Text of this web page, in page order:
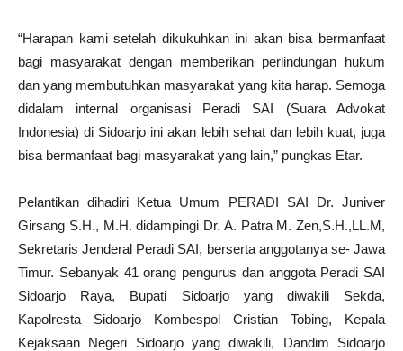
“Harapan kami setelah dikukuhkan ini akan bisa bermanfaat
bagi masyarakat dengan memberikan perlindungan hukum
dan yang membutuhkan masyarakat yang kita harap. Semoga
didalam internal organisasi Peradi SAI (Suara Advokat
Indonesia) di Sidoarjo ini akan lebih sehat dan lebih kuat, juga
bisa bermanfaat bagi masyarakat yang lain,” pungkas Etar.
Pelantikan dihadiri Ketua Umum PERADI SAI Dr. Juniver
Girsang S.H., M.H. didampingi Dr. A. Patra M. Zen,S.H.,LL.M,
Sekretaris Jenderal Peradi SAI, berserta anggotanya se- Jawa
Timur. Sebanyak 41 orang pengurus dan anggota Peradi SAI
Sidoarjo Raya, Bupati Sidoarjo yang diwakili Sekda,
Kapolresta Sidoarjo Kombespol Cristian Tobing, Kepala
Kejaksaan Negeri Sidoarjo yang diwakili, Dandim Sidoarjo